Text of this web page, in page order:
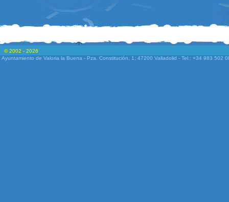
© 2002 - 2026
Ayuntamiento de Valoria la Buena - Pza. Constitución, 1; 47200 Valladolid - Tel.: +34 983 502